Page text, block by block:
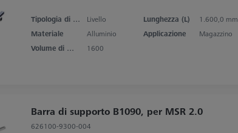
Tipologia di prodotto Livello Lunghezza (L)
1.600,0 mm
Materiale
Alluminio Applicazione
Magazzino
Volume di misura asse X
1600
Barra di supporto B1090, per MSR 2.0
626100-9300-004